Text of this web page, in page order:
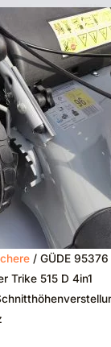
/ GÜDE 95376
Trike 515 D 4in1